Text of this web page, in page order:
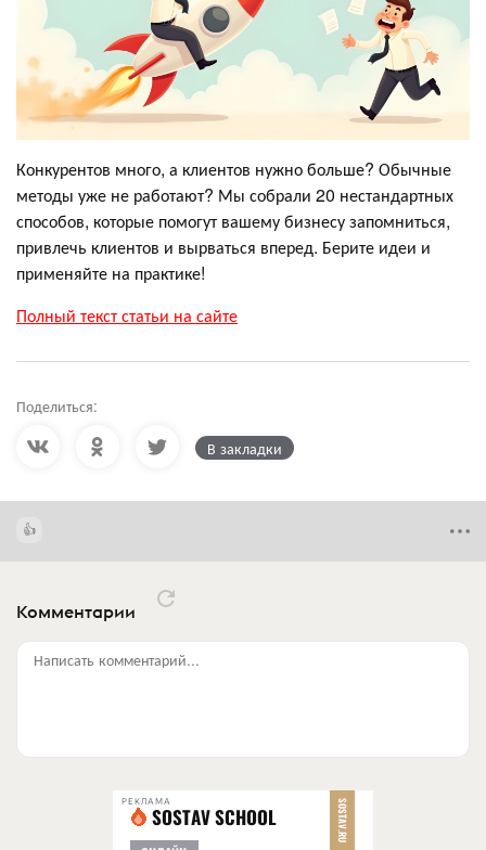
Конкурентов много, а клиентов нужно больше? Обычные
методы уже не работают? Мы собрали 20 нестандартных
способов, которые помогут вашему бизнесу запомниться,
привлечь клиентов и вырваться вперед. Берите идеи и
применяйте на практике!
Полный текст статьи на сайте
Поделиться:
В закладки
Комментарии
Написать комментарий...
РЕКЛАМА